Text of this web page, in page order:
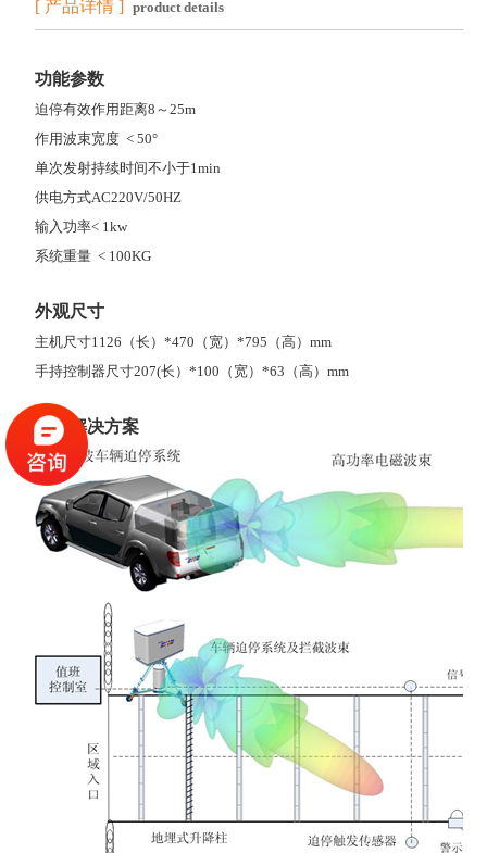
[ 产品详情 ] product details
功能参数
迫停有效作用距离8～25m
作用波束宽度 < 50°
单次发射持续时间不小于1min
供电方式AC220V/50HZ
输入功率< 1kw
系统重量 < 100KG
外观尺寸
主机尺寸1126（长）*470（宽）*795（高）mm
手持控制器尺寸207(长）*100（宽）*63（高）mm
典型解决方案